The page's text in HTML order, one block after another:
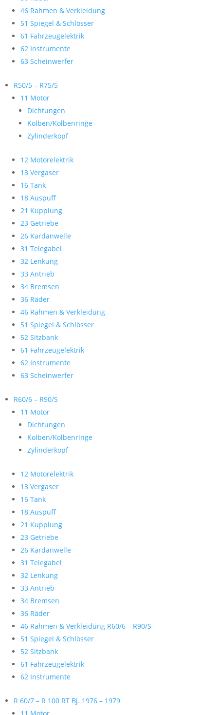
46 Rahmen & Verkleidung
51 Spiegel & Schlösser
61 Fahrzeugelektrik
62 Instrumente
63 Scheinwerfer
R50/5 – R75/5
11 Motor
Dichtungen
Kolben/Kolbenringe
Zylinderkopf
12 Motorelektrik
13 Vergaser
16 Tank
18 Auspuff
21 Kupplung
23 Getriebe
26 Kardanwelle
31 Telegabel
32 Lenkung
33 Antrieb
34 Bremsen
36 Räder
46 Rahmen & Verkleidung
51 Spiegel & Schlösser
52 Sitzbank
61 Fahrzeugelektrik
62 Instrumente
63 Scheinwerfer
R60/6 – R90/S
11 Motor
Dichtungen
Kolben/Kolbenringe
Zylinderkopf
12 Motorelektrik
13 Vergaser
16 Tank
18 Auspuff
21 Kupplung
23 Getriebe
26 Kardanwelle
31 Telegabel
32 Lenkung
33 Antrieb
34 Bremsen
36 Räder
46 Rahmen & Verkleidung R60/6 – R90/S
51 Spiegel & Schlösser
52 Sitzbank
61 Fahrzeugelektrik
62 Instrumente
R 60/7 – R 100 RT Bj. 1976 – 1979